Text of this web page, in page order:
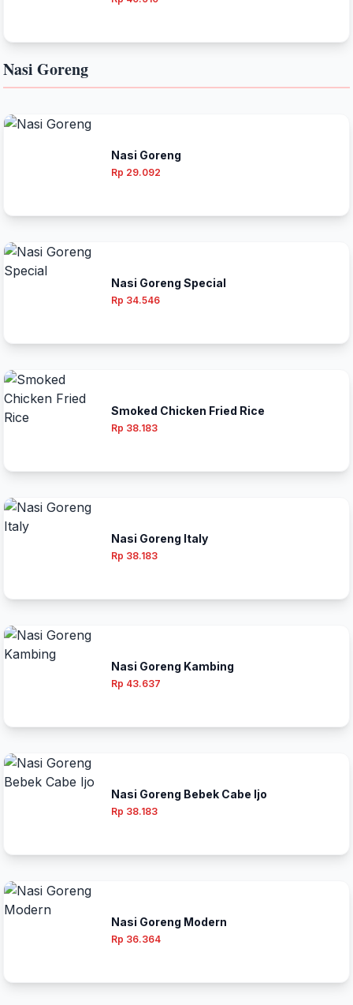
Nasi Goreng
Nasi Goreng
Rp 29.092
Nasi Goreng Special
Rp 34.546
Smoked Chicken Fried Rice
Rp 38.183
Nasi Goreng Italy
Rp 38.183
Nasi Goreng Kambing
Rp 43.637
Nasi Goreng Bebek Cabe Ijo
Rp 38.183
Nasi Goreng Modern
Rp 36.364